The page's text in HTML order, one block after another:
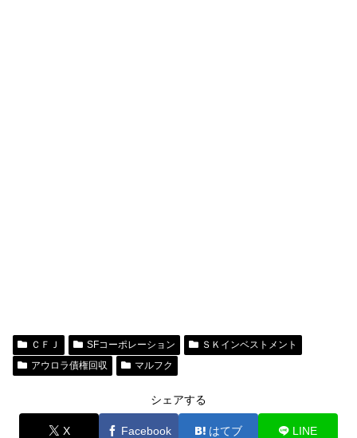
ＣＦＪ SFコーポレーション
ＳＫインベストメント
アウロラ債権回収
マルフク
シェアする
X Facebook はてブ LINE